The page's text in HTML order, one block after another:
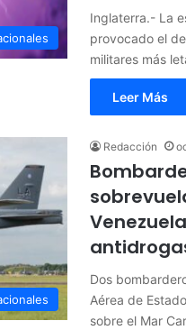
Inglaterra.- La
provocado el
militares más
Leer Más
Redacción
Dos
Aérea de
sobre el Mar